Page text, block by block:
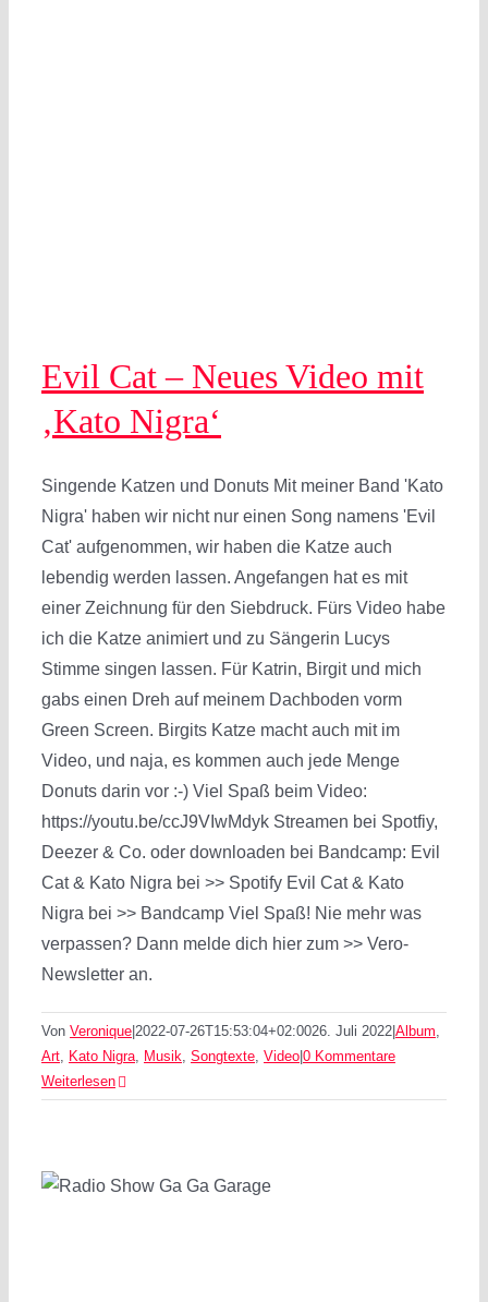
Evil Cat – Neues Video mit
‚Kato Nigra‘
Singende Katzen und Donuts Mit meiner Band 'Kato
Nigra' haben wir nicht nur einen Song namens 'Evil
Cat' aufgenommen, wir haben die Katze auch
lebendig werden lassen. Angefangen hat es mit
einer Zeichnung für den Siebdruck. Fürs Video habe
ich die Katze animiert und zu Sängerin Lucys
Stimme singen lassen. Für Katrin, Birgit und mich
gabs einen Dreh auf meinem Dachboden vorm
Green Screen. Birgits Katze macht auch mit im
Video, und naja, es kommen auch jede Menge
Donuts darin vor :-) Viel Spaß beim Video:
https://youtu.be/ccJ9VIwMdyk Streamen bei Spotfiy,
Deezer & Co. oder downloaden bei Bandcamp: Evil
Cat & Kato Nigra bei >> Spotify Evil Cat & Kato
Nigra bei >> Bandcamp Viel Spaß! Nie mehr was
verpassen? Dann melde dich hier zum >> Vero-
Newsletter an.
Von Veronique 2022-07-26T15:53:04+02:0026. Juli 2022 Album,
Art, Kato Nigra, Musik, Songtexte, Video 0 Kommentare
Weiterlesen